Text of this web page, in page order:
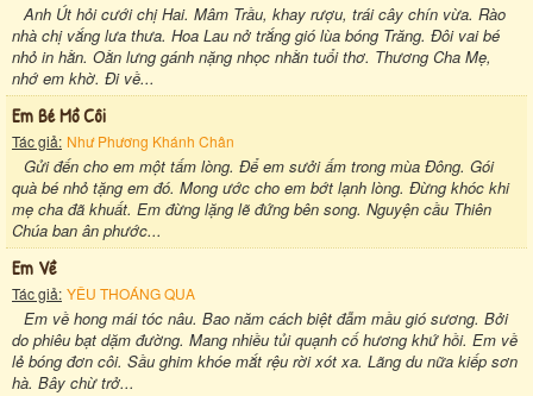
Anh Út hỏi cưới chị Hai. Mâm Trầu, khay rượu, trái cây chín vừa. Rào
nhà chị vắng lưa thưa. Hoa Lau nở trắng gió lùa bóng Trăng. Đôi vai bé
nhỏ in hằn. Oằn lưng gánh nặng nhọc nhằn tuổi thơ. Thương Cha Mẹ,
nhớ em khờ. Đi về...
Em Bé Mồ Côi
Tác giả: Như Phương Khánh Chân
Gửi đến cho em một tấm lòng. Để em sưởi ấm trong mùa Đông. Gói
quà bé nhỏ tặng em đó. Mong ước cho em bớt lạnh lòng. Đừng khóc khi
mẹ cha đã khuất. Em đừng lặng lẽ đứng bên song. Nguyện cầu Thiên
Chúa ban ân phước...
Em Về
Tác giả: YÊU THOÁNG QUA
Em về hong mái tóc nâu. Bao năm cách biệt đẫm mầu gió sương. Bởi
do phiêu bạt dặm đường. Mang nhiều tủi quạnh cố hương khứ hồi. Em về
lẻ bóng đơn côi. Sầu ghim khóe mắt rệu rời xót xa. Lãng du nữa kiếp sơn
hà. Bây chừ trở...